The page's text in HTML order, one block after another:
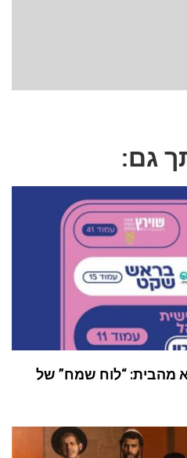
גם:
מהבית: “לוח שמח” של